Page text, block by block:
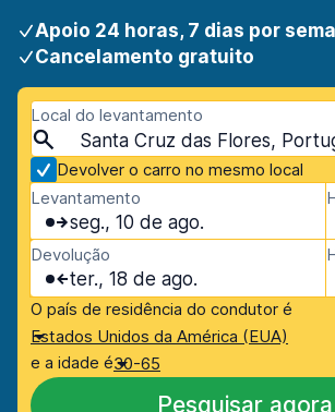
Apoio 24 horas, 7 dias por
Cancelamento gratuito
Local do levantamento
Devolver o carro no mesmo local
Levantamento
seg., 10 de ago.
Devolução
ter., 18 de ago.
O país de residência do condutor é
Estados Unidos da América (EUA)
e a idade é30-65
Pesquisar agora